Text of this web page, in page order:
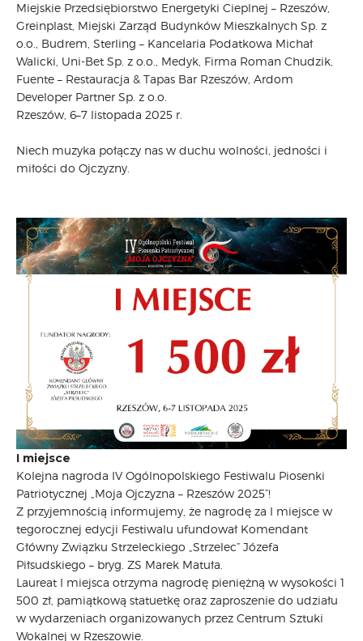
Miejskie Przedsiębiorstwo Energetyki Cieplnej – Rzeszów,
Greinplast, Miejski Zarząd Budynków Mieszkalnych Sp. z
o.o., Budrem, Sterling – Kancelaria Podatkowa Michał
Walicki, Uni-Bet Sp. z o.o., Medyk, Firma Roman Chudzik,
Fuente – Restauracja & Tapas Bar Rzeszów, Ardom
Developer Partner Sp. z o.o.
Rzeszów, 6–7 listopada 2025 r.
Niech muzyka połączy nas w duchu wolności, jedności i
miłości do Ojczyzny.
I miejsce
Kolejna nagroda IV Ogólnopolskiego Festiwalu Piosenki
Patriotycznej „Moja Ojczyzna – Rzeszów 2025”!
Z przyjemnością informujemy, że nagrodę za I miejsce w
tegorocznej edycji Festiwalu ufundował Komendant
Główny Związku Strzeleckiego „Strzelec” Józefa
Piłsudskiego – bryg. ZS Marek Matuła.
Laureat I miejsca otrzyma nagrodę pieniężną w wysokości 1
500 zł, pamiątkową statuetkę oraz zaproszenie do udziału
w wydarzeniach organizowanych przez Centrum Sztuki
Wokalnej w Rzeszowie.